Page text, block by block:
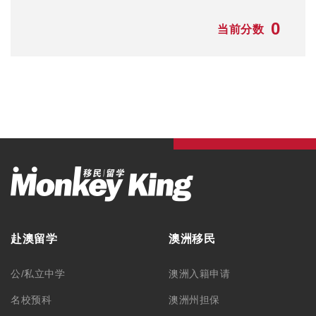
当前分数 0
赴澳留学
公/私立中学
名校预科
澳洲移民
澳洲入籍申请
澳洲州担保